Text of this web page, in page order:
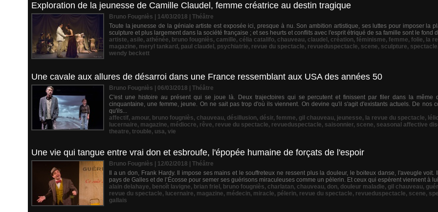
Exploration de la jeunesse de Camille Claudel, femme créatrice au destin tragique
Bruno Fougniès | 14/03/2018
Théâtre
Toute la jeunesse de la géniale artiste est exposée ici, presque à nu. Son ambition artistique, ses luttes pour imposer la
sculpture et plus largement dans la société française ; et ses heurts et conflits avec l'esprit étriqué de sa famille sont le fond
artiste, asile, athénée, bruno fougniès, camille, célia catalifo, chauveau, claudel , création, féminisme, femme, folie, la
magazine, meryl tankard , paul claudel , psychiatrie, revue du spectacle, revueduspectacle, scene, sculpture, spectacle
wendy beckett
Une cavale aux allures de désarroi dans une France ressemblant aux USA des années 50
Bruno Fougniès | 06/03/2018
Théâtre
C'est une histoire au présent qui se joue là. Deux trajectoires qui se percutent et finissent par filer dans la même
cinquantaine, une femme, jeune. On ne sait pas trop d'où ils viennent. On devine qu'il s'agit d'existants actuels. De nos
qu'ils...
affectif, amour, bruno fougniès, chauveau, désillusion, désir, femme, gil chauveau, jeunesse, la revue du spectacle,
lucernaire, magazine, médiocre, rêve, revue du spectacle, revueduspectacle, saisonnier, scene, seasonal affective
theatre, trouble, usa, vie
Une vie qui tangue entre vrai don et esbroufe, l'épopée humaine de forçats de l'espoir
Bruno Fougniès | 12/02/2018
Théâtre
Il a un don, Frank Hardy. Il impose ses mains et le souffreteux ne ressent plus la douleur, le boiteux danse, l'aveugle voit.
pays de Galles et de l’Écosse pour semer ses guérisons miraculeuses comme un pèlerin. Et ceux qui espèrent viennent à
alain delahaye, benoît lavigne, brian friel , bruno fougniès, charlatan, chauveau, don, douleur maladie, gil chauveau,
revue du spectacle, lucernaire, magazine, médecin, miracle, pélerin, revue du spectacle, revueduspectacle, scene,
gallais